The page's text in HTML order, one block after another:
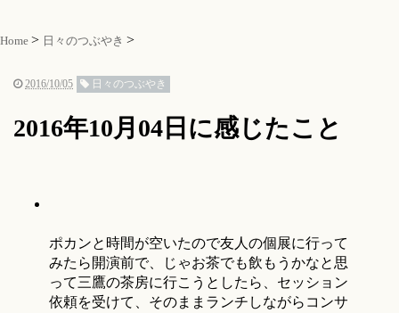
Home 日々のつぶやき
2016/10/05 日々のつぶやき
2016年10月04日に感じたこと
ポカンと時間が空いたので友人の個展に行って
みたら開演前で、じゃお茶でも飲もうかなと思
って三鷹の茶房に行こうとしたら、セッション
依頼を受けて、そのままランチしながらコンサ